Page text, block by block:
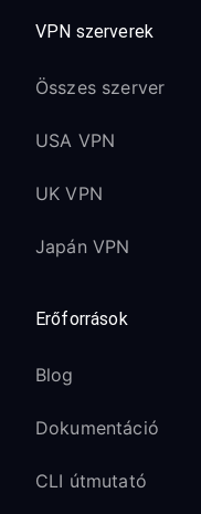
VPN szerverek
Összes szerver
USA VPN
UK VPN
Japán VPN
Erőforrások
Blog
Dokumentáció
CLI útmutató